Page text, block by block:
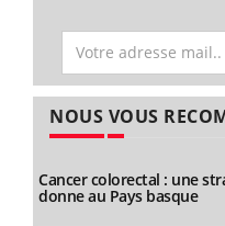
NOUS VOUS
Cancer colorectal : une
donne au Pays basque